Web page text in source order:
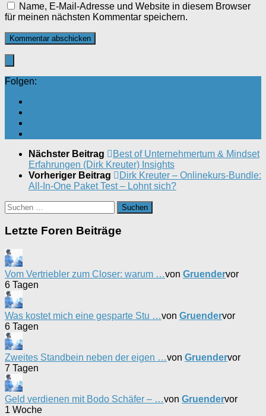
Name, E-Mail-Adresse und Website in diesem Browser
für meinen nächsten Kommentar speichern.
Folgen:
Nächster Beitrag
Best of Unternehmertum & Mindset
Erfahrungen (Dirk Kreuter) Insights
Vorheriger Beitrag
Dirk Kreuter – Onlinekurs-Bundle:
All-In-One Paket Test – Lohnt sich?
Suchen
nach:
Letzte Foren Beiträge
Vom Vertriebler zum Closer: warum …von Gruendervor
6 Tagen
Was kostet mich eine gesparte Stu …von Gruendervor
6 Tagen
Zweites Standbein neben der eigen …von Gruendervor
7 Tagen
Geld verdienen mit Bodo Schäfer – …von Gruendervor
1 Woche